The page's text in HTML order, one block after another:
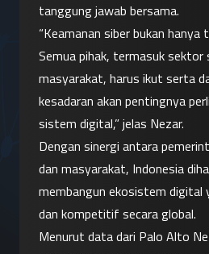
tanggung jawab bersama.
“Keamanan siber bukan
Semua pihak, termasuk sektor
masyarakat, harus ikut serta
kesadaran akan pentingnya
sistem digital,” jelas Nezar.
Dengan sinergi antara
dan masyarakat, Indonesia
membangun ekosistem digital
dan kompetitif secara global.
Menurut data dari Palo Alto